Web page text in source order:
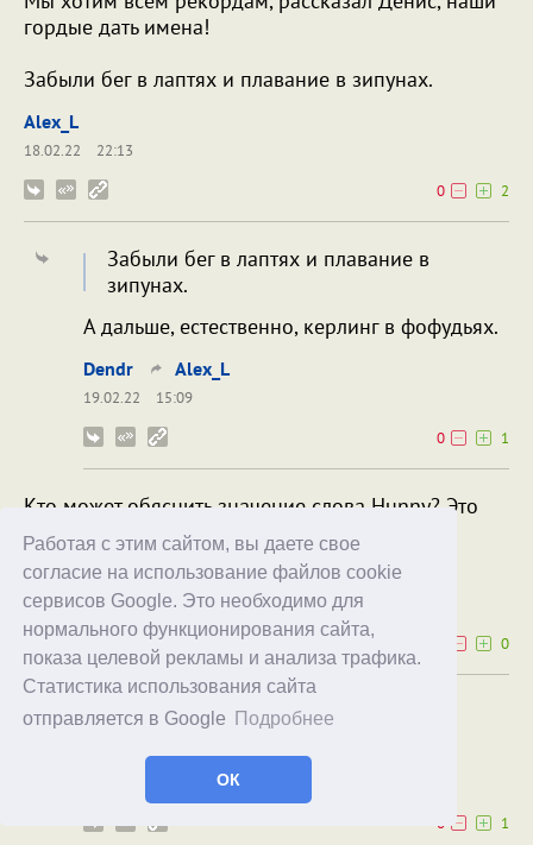
Работая с этим сайтом, вы даете свое
согласие на использование файлов cookie
сервисов Google. Это необходимо для
нормального функционирования сайта,
показа целевой рекламы и анализа трафика.
Статистика использования сайта
отправляется в Google
Подробнее
ОК
гордые дать имена!
Забыли бег в лаптях и плавание в зипунах.
Alex_L
18.02.22
22:13
0
2
Забыли бег в лаптях и плавание в
зипунах.
А дальше, естественно, керлинг в фофудьях.
Dendr Alex_L
19.02.22
15:09
0
1
Кто может обяснить значение слова Hunny? Это
кошка на китайском?
Alex_L
18.02.22 22:09
0
honey
runcyclexcski Alex_L
0
1